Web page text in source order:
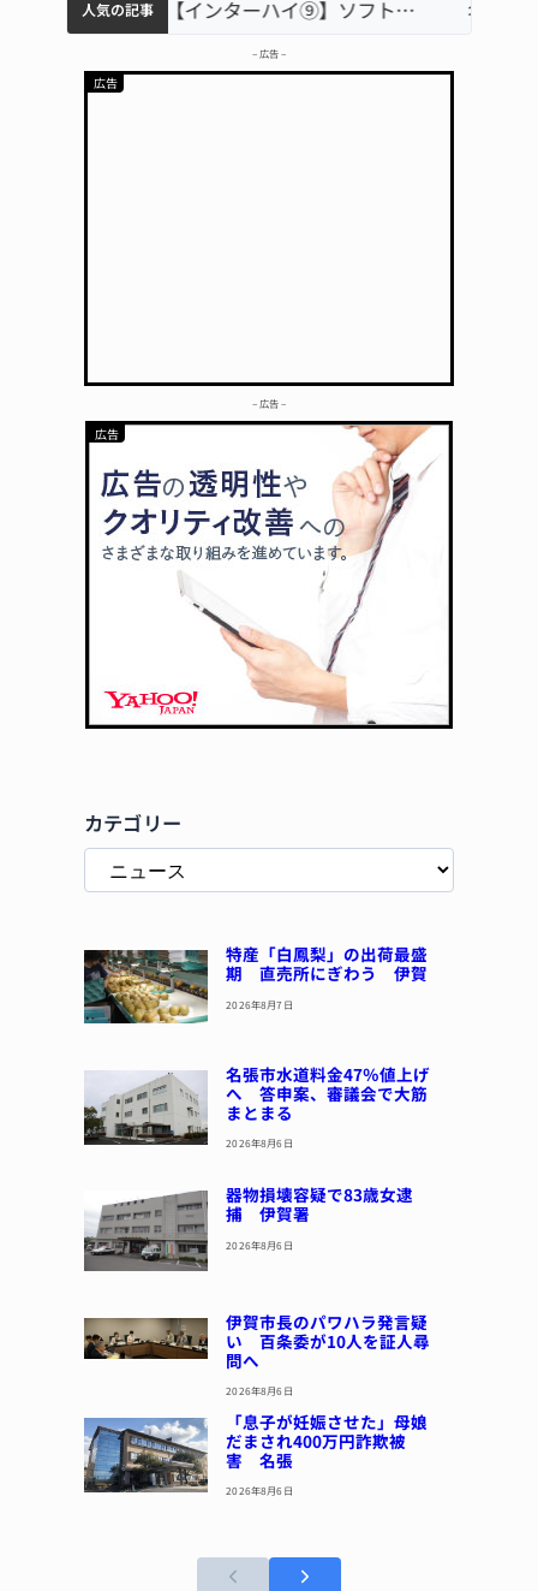
人気の記事
中学校の陶壁モニュメント 地元建設会社がボランティアで清掃 伊賀名張市立病院のDMAT、熊本地震の被災地へ 能登以来3回目の派遣
名張市水道料金47％値上げへ 答申案、審議会で大筋まとまる
【インターハイ⑨】ソフトテニス ミス減らし上位狙う 近大高専
– 広告 –
– 広告 –
カテゴリー
特産「白鳳梨」の出荷最盛
期 直売所にぎわう 伊賀
2026年8月7日
名張市水道料金47％値上げ
へ 答申案、審議会で大筋
まとまる
2026年8月6日
器物損壊容疑で83歳女逮
捕 伊賀署
2026年8月6日
伊賀市長のパワハラ発言疑
い 百条委が10人を証人尋
問へ
2026年8月6日
「息子が妊娠させた」母娘
だまされ400万円詐欺被
害 名張
2026年8月6日